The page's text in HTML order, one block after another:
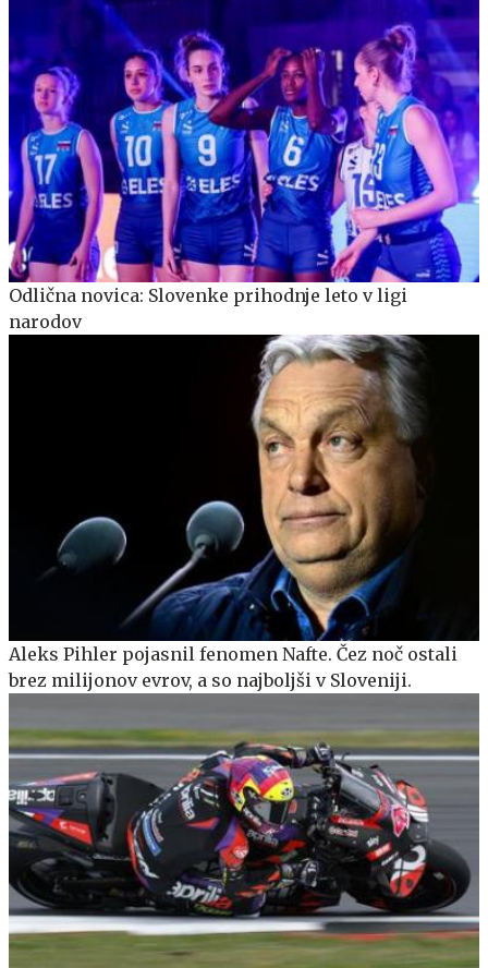
Odlična novica: Slovenke prihodnje leto v ligi
narodov
Aleks Pihler pojasnil fenomen Nafte. Čez noč ostali
brez milijonov evrov, a so najboljši v Sloveniji.